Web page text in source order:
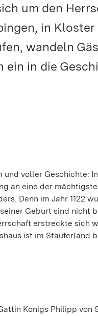
um den
in Kloster
wandeln
ein in die
und voller Geschichte:
an eine der
Denn im Jahr 1122
Geburt sind nicht
erstreckte sich
ist im Stauferland
Königs Philipp von